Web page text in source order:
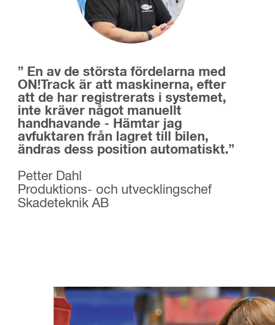
” En av de största fördelarna med
ON!Track är att maskinerna, efter
att de har registrerats i systemet,
inte kräver något manuellt
handhavande - Hämtar jag
avfuktaren från lagret till bilen,
ändras dess position automatiskt.”
Petter Dahl
Produktions- och utvecklingschef
Skadeteknik AB